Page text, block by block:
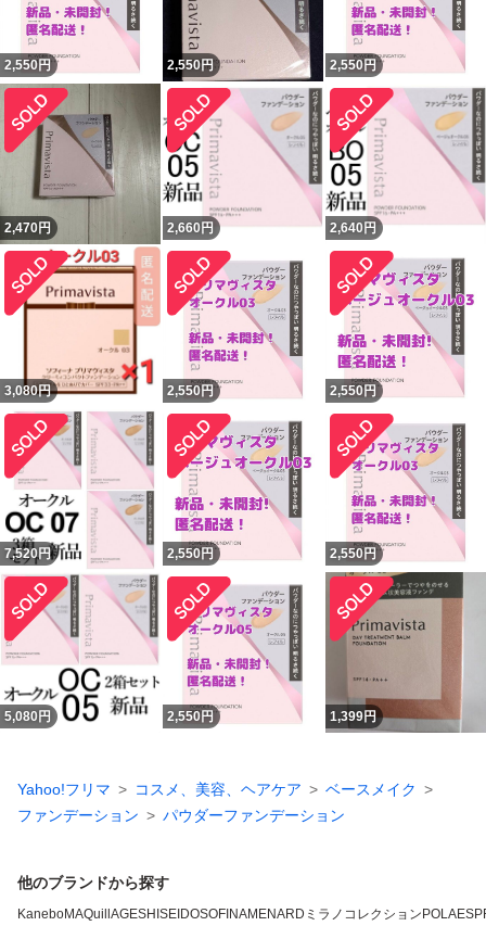
2,550円 2,550円 2,550円
2,470円 2,660 円 2,640 円
3,080円 2,550円 2,550円
7,520円 2,550円 2,550円
5,080 円 2,550円 1,399円
Yahoo!フリマ コスメ、美容、ヘアケア
ベースメイク
ファンデーション
パウダーファンデーション
他のブランドから探す
KaneboMAQuillAGESHISEIDOSOFINAMENARD ミラノコレクション POLA